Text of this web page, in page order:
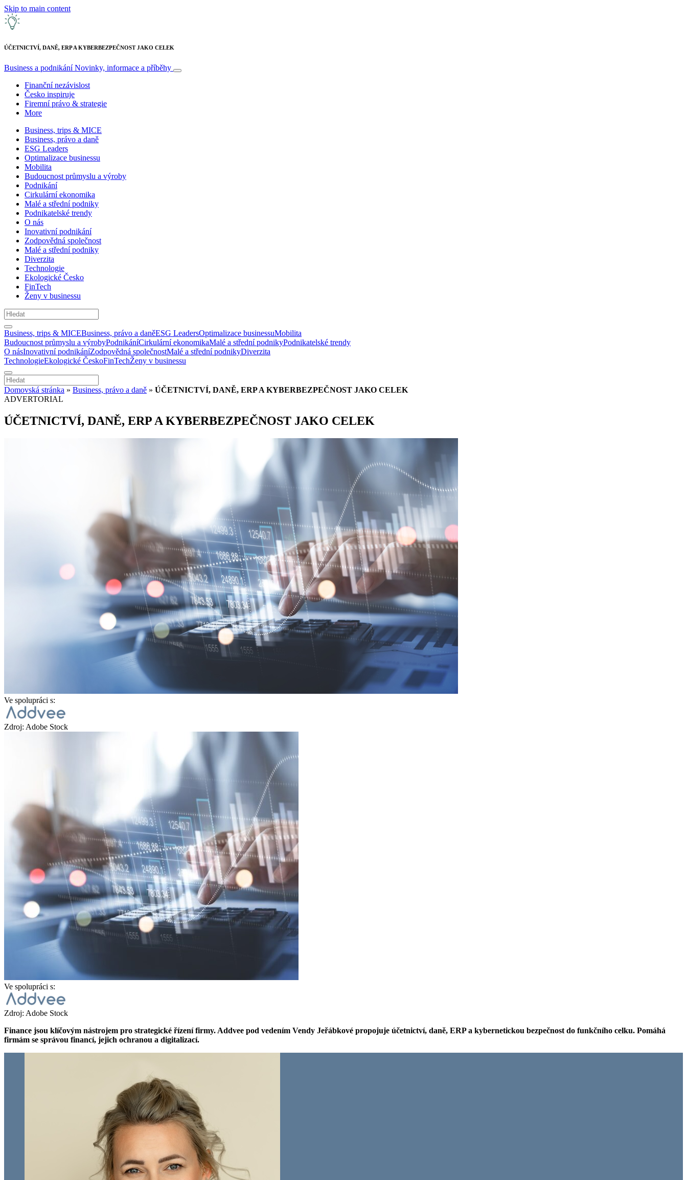
Skip to main content
ÚČETNICTVÍ, DANĚ, ERP A KYBERBEZPEČNOST JAKO CELEK
Business a podnikáníNovinky, informace a příběhy
Finanční nezávislost
Česko inspiruje
Firemní právo & strategie
More
Business, trips & MICE
Business, právo a daně
ESG Leaders
Optimalizace businessu
Mobilita
Budoucnost průmyslu a výroby
Podnikání
Cirkulární ekonomika
Malé a střední podniky
Podnikatelské trendy
O nás
Inovativní podnikání
Zodpovědná společnost
Malé a střední podniky
Diverzita
Technologie
Ekologické Česko
FinTech
Ženy v businessu
Business, trips & MICEBusiness, právo a daněESG LeadersOptimalizace businessuMobilita
Budoucnost průmyslu a výrobyPodnikáníCirkulární ekonomikaMalé a střední podnikyPodnikatelské trendy
O násInovativní podnikáníZodpovědná společnostMalé a střední podnikyDiverzita
TechnologieEkologické ČeskoFinTechŽeny v businessu
Domovská stránka » Business, právo a daně » ÚČETNICTVÍ, DANĚ, ERP A KYBERBEZPEČNOST JAKO CELEK
ADVERTORIAL
ÚČETNICTVÍ, DANĚ, ERP A KYBERBEZPEČNOST JAKO CELEK
Ve spolupráci s:
Zdroj: Adobe Stock
Ve spolupráci s:
Zdroj: Adobe Stock
Finance jsou klíčovým nástrojem pro strategické řízení firmy. Addvee pod vedením Vendy Jeřábkové propojuje účetnictví, daně, ERP a kybernetickou bezpečnost do funkčního celku. Pomáhá
firmám se správou financí, jejich ochranou a digitalizací.